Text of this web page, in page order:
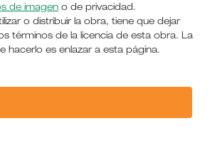
de imageno de privacidad.
o distribuir la obra, tiene que dejar
términos de la licencia de esta obra. La
hacerlo es enlazar a esta página.